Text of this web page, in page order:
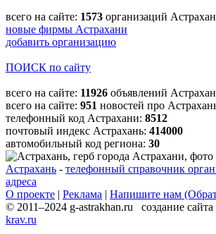
всего на сайте: 1573 организаций
новые фирмы Астрахани
добавить организацию
ПОИСК по сайту
всего на сайте: 11926 объявлений
всего на сайте: 951 новостей про
телефонный код Астрахани: 8512
почтовый индекс Астрахань: 414000
автомобильный код региона: 30
Астрахань - телефонный справочник
адреса
О проекте | Реклама | Напишите нам
© 2011–2024 g-astrakhan.ru создание
krav.ru